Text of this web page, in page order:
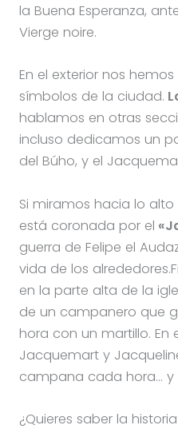
la Buena Esperanza,
Vierge noire.
En el exterior nos
símbolos de la ciudad.
hablamos en otras
incluso dedicamos un
del Búho, y el
Si miramos hacia lo
está coronada por el
guerra de Felipe el
vida de los
en la parte alta de la
de un campanero que
hora con un martillo. En
Jacquemart y
campana cada hora… y
¿Quieres saber la